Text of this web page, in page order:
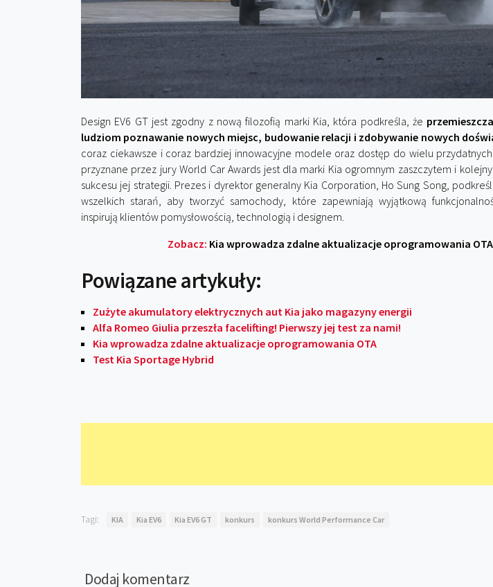
Design EV6 GT jest zgodny z nową filozofią marki Kia, która podkreśla, że
ludziom poznawanie nowych miejsc, budowanie relacji i zdobywanie nowych
coraz ciekawsze i coraz bardziej innowacyjne modele oraz dostęp do wielu przydatnych
przyznane przez jury World Car Awards jest dla marki Kia ogromnym zaszczytem i
sukcesu jej strategii. Prezes i dyrektor generalny Kia Corporation, Ho Sung Song,
wszelkich starań, aby tworzyć samochody, które zapewniają wyjątkową
inspirują klientów pomysłowością, technologią i designem.
Zobacz: Kia wprowadza zdalne aktualizacje oprogramowania OTA
Powiązane artykuły:
Zużyte akumulatory elektrycznych aut Kia jako magazyny energii
Alfa Romeo Giulia przeszła facelifting! Pierwszy jej test za nami!
Kia wprowadza zdalne aktualizacje oprogramowania OTA
Test Kia Sportage Hybrid
Tagi: KIA Kia EV6 Kia EV6 GT konkurs konkurs World Performance Car
Dodaj komentarz